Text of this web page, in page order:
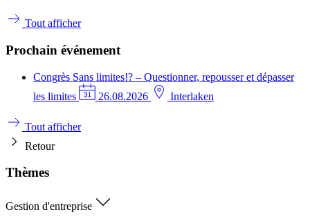
Tout afficher
Prochain événement
Congrès Sans limites!? – Questionner, repousser et dépasser
les limites
26.08.2026 Interlaken
Tout afficher
Retour
Thèmes
Gestion d'entreprise